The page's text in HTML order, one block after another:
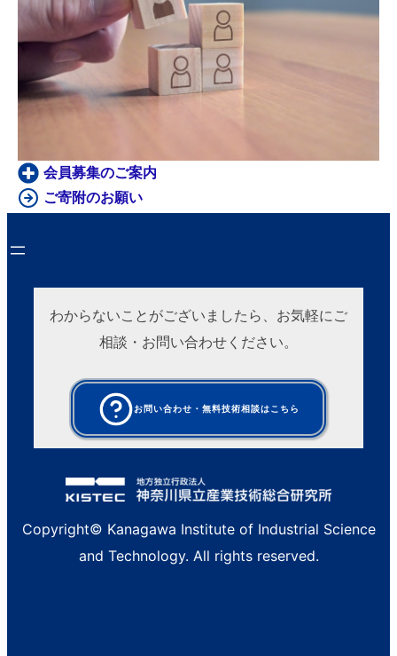
会員募集のご案内
ご寄附のお願い
わからないことがございましたら、お気軽にご
相談・お問い合わせください。
お問い合わせ・無料技術相談はこちら
Copyright© Kanagawa Institute of Industrial Science
and Technology. All rights reserved.